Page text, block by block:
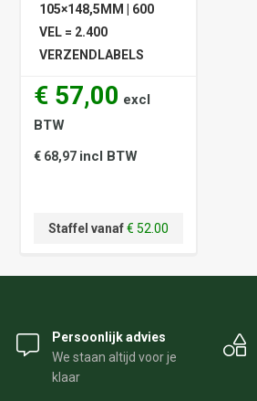
105×148,5MM | 600
VEL = 2.400
VERZENDLABELS
€ 57,00 excl
BTW
€ 68,97 incl BTW
Staffel vanaf€ 52.00
Persoonlijk advies
We staan altijd voor je
klaar